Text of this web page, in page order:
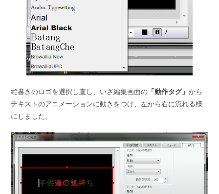
縦書きのロゴを選択し直し、いざ編集画面の 「動作タグ」から
テキストのアニメーションに動きをつけ、左から右に流れる様
にしました。